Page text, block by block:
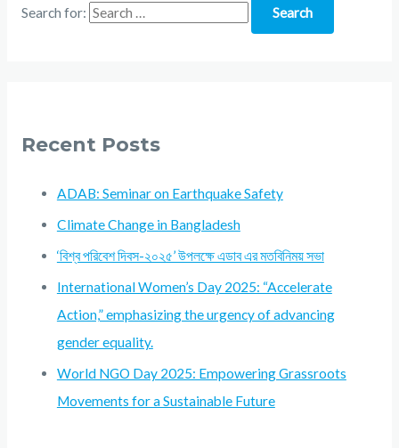
Search for:
Recent Posts
ADAB: Seminar on Earthquake Safety
Climate Change in Bangladesh
‘বিশ্ব পরিবেশ দিবস-২০২৫’ উপলক্ষে এডাব এর মতবিনিময় সভা
International Women’s Day 2025: “Accelerate
Action,” emphasizing the urgency of advancing
gender equality.
World NGO Day 2025: Empowering Grassroots
Movements for a Sustainable Future